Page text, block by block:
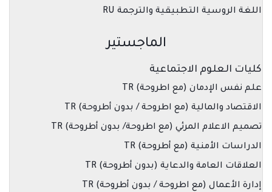
اللغة الروسية التطبيقية والترجمة RU
الماجستير
كليات العلوم الاجتماعية
علم نفس الإدمان (مع اطروحة) TR
الاقتصاد والمالية (مع اطروحة / بدون أطروحة) TR
تصميم الاعلام المرئي (مع اطروحة/ بدون أطروحة) TR
الدراسات الأمنية (مع أطروحة) TR
العلاقات العامة والدعاية (بدون أطروحة) TR
إدارة الأعمال (مع اطروحة / بدون أطروحة) TR